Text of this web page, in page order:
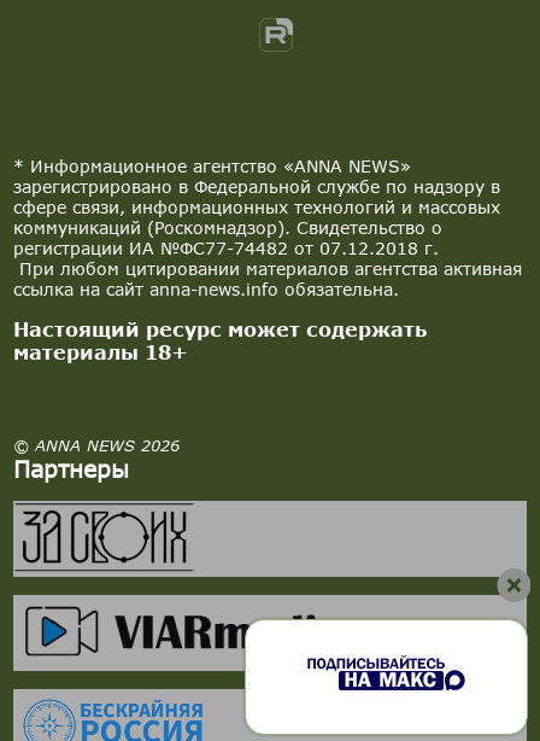
* Информационное агентство «ANNA NEWS»
зарегистрировано в Федеральной службе по надзору в
сфере связи, информационных технологий и массовых
коммуникаций (Роскомнадзор). Свидетельство о
регистрации ИА №ФС77-74482 от 07.12.2018 г.
При любом цитировании материалов агентства активная
ссылка на сайт anna-news.info обязательна.
Настоящий ресурс может содержать
материалы 18+
© ANNA NEWS 2026
Партнеры